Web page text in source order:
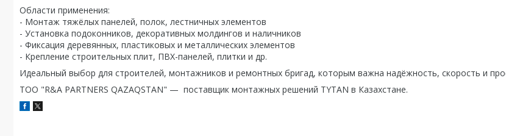
Области применения:
- Монтаж тяжёлых панелей, полок, лестничных элементов
- Установка подоконников, декоративных молдингов и наличников
- Фиксация деревянных, пластиковых и металлических элементов
- Крепление строительных плит, ПВХ-панелей, плитки и др.
Идеальный выбор для строителей, монтажников и ремонтных бригад, которым важна надёжность, скорость и
ТОО "R&A PARTNERS QAZAQSTAN" — поставщик монтажных решений TYTAN в Казахстане.